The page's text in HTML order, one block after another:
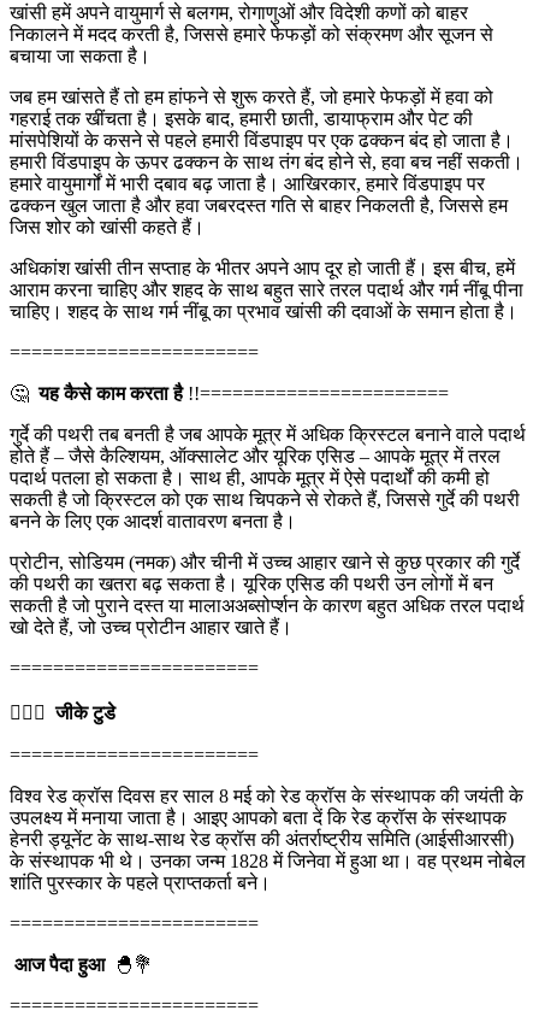
खांसी हमें अपने वायुमार्ग से बलगम, रोगाणुओं और विदेशी कणों को बाहर
निकालने में मदद करती है, जिससे हमारे फेफड़ों को संक्रमण और सूजन से
बचाया जा सकता है।
जब हम खांसते हैं तो हम हांफने से शुरू करते हैं, जो हमारे फेफड़ों में हवा को
गहराई तक खींचता है। इसके बाद, हमारी छाती, डायाफ्राम और पेट की
मांसपेशियों के कसने से पहले हमारी विंडपाइप पर एक ढक्कन बंद हो जाता है।
हमारी विंडपाइप के ऊपर ढक्कन के साथ तंग बंद होने से, हवा बच नहीं सकती।
हमारे वायुमार्गों में भारी दबाव बढ़ जाता है। आखिरकार, हमारे विंडपाइप पर
ढक्कन खुल जाता है और हवा जबरदस्त गति से बाहर निकलती है, जिससे हम
जिस शोर को खांसी कहते हैं।
अधिकांश खांसी तीन सप्ताह के भीतर अपने आप दूर हो जाती हैं। इस बीच, हमें
आराम करना चाहिए और शहद के साथ बहुत सारे तरल पदार्थ और गर्म नींबू पीना
चाहिए। शहद के साथ गर्म नींबू का प्रभाव खांसी की दवाओं के समान होता है।
=======================
🤔यह कैसे काम करता है!!=======================
गुर्दे की पथरी तब बनती है जब आपके मूत्र में अधिक क्रिस्टल बनाने वाले पदार्थ
होते हैं – जैसे कैल्शियम, ऑक्सालेट और यूरिक एसिड – आपके मूत्र में तरल
पदार्थ पतला हो सकता है। साथ ही, आपके मूत्र में ऐसे पदार्थों की कमी हो
सकती है जो क्रिस्टल को एक साथ चिपकने से रोकते हैं, जिससे गुर्दे की पथरी
बनने के लिए एक आदर्श वातावरण बनता है।
प्रोटीन, सोडियम (नमक) और चीनी में उच्च आहार खाने से कुछ प्रकार की गुर्दे
की पथरी का खतरा बढ़ सकता है। यूरिक एसिड की पथरी उन लोगों में बन
सकती है जो पुराने दस्त या मालाअअब्सोर्प्शन के कारण बहुत अधिक तरल पदार्थ
खो देते हैं, जो उच्च प्रोटीन आहार खाते हैं।
=======================
💁🏻‍♂‍जीके टुडे
=======================
विश्व रेड क्रॉस दिवस हर साल 8 मई को रेड क्रॉस के संस्थापक की जयंती के
उपलक्ष्य में मनाया जाता है। आइए आपको बता दें कि रेड क्रॉस के संस्थापक
हेनरी ड्यूनेंट के साथ-साथ रेड क्रॉस की अंतर्राष्ट्रीय समिति (आईसीआरसी)
के संस्थापक भी थे। उनका जन्म 1828 में जिनेवा में हुआ था। वह प्रथम नोबेल
शांति पुरस्कार के पहले प्राप्तकर्ता बने।
=======================
आज पैदा हुआ 🐣💐
=======================